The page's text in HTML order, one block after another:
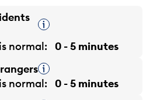
Infobulle
normal
0 - 5 minutes
Infobulle
normal
0 - 5 minutes